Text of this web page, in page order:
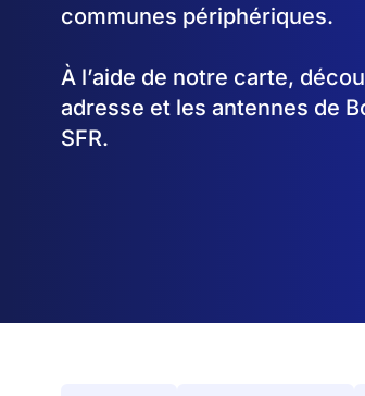
communes périphériques.
À l’aide de notre carte,
adresse et les antennes de
SFR.